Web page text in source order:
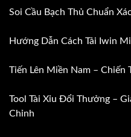
Soi Cầu Bạch Thủ Chuẩn
Hướng Dẫn Cách Tải Iwin
Tiến Lên Miền Nam – Chiến
Tool Tài Xỉu Đổi Thưởng –
Chỉnh